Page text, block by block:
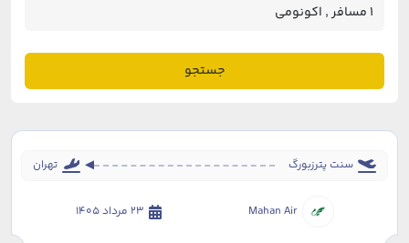
جستجو
سنت پترزبورگ تهران
Mahan Air 23 مرداد 1405